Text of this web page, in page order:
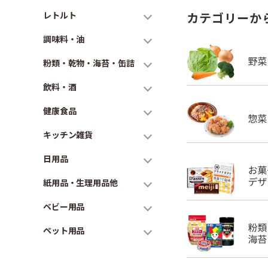
レトルト
調味料・油
粉類・乾物・海苔・缶詰
飲料・酒
健康食品
キッチン雑貨
日用品
紙用品・生理用品他
ベビー用品
ペット用品
カテゴリーか